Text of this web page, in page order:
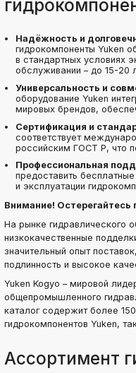
Надёжность и
гидрокомпоненты Yuken
в стандартных условиях
обслуживании – до 15-20
Универсальность и
оборудование Yuken
мировых брендов,
Сертификация и
соответствует
российским ГОСТ Р, что
Профессиональная
предоставить
и эксплуатации
Внимание! Остерегайтесь
На рынке гидравлического
низкокачественные
значительный опыт
подлинность и высокое
Yuken Kogyo – мировой
общепромышленного
каталог содержит более
гидрокомпонентов Yuken,
Ассортимент